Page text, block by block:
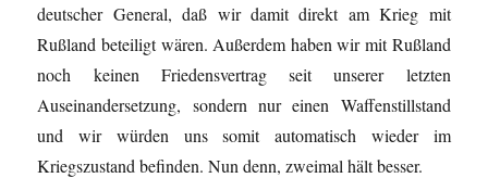
deutscher General, daß wir damit direkt am Krieg mit
Rußland beteiligt wären. Außerdem haben wir mit Rußland
noch keinen Friedensvertrag seit unserer letzten
Auseinandersetzung, sondern nur einen Waffenstillstand
und wir würden uns somit automatisch wieder im
Kriegszustand befinden. Nun denn, zweimal hält besser.